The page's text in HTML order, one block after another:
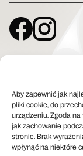
Aby zapewnić jak
pliki cookie, do
urządzeniu. Zgoda
jak zachowanie
stronie. Brak
wpłynąć na niektóre
Social Media
Przestrzeń Muzyki
02-315 Warszawa
Społeczna